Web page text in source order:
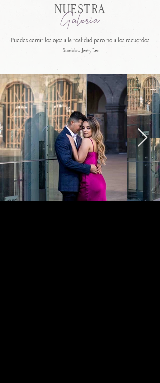
NUESTRA
Galeria
Puedes cerrar los ojos a la realidad pero no a los recuerdos
- Stanislaw Jerzy Lec